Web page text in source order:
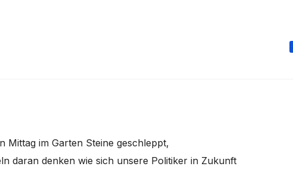
Mittag im Garten Steine geschleppt,
daran denken wie sich unsere Politiker in Zukunft